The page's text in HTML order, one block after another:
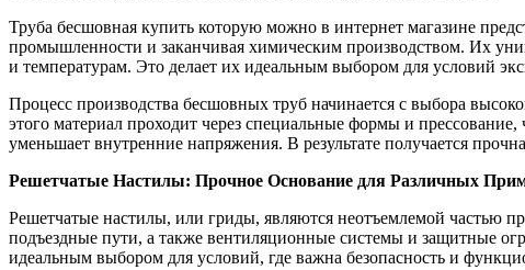
Труба бесшовная купить которую можно в интернет магазине
промышленности и заканчивая химическим производством. Их
и температурам. Это делает их идеальным выбором для условий
Процесс производства бесшовных труб начинается с выбора
этого материал проходит через специальные формы и
уменьшает внутренние напряжения. В результате получается
Решетчатые Настилы: Прочное Основание для Различных
Решетчатые настилы, или гриды, являются неотъемлемой частью
подъездные пути, а также вентиляционные системы и защитные
идеальным выбором для условий, где важна безопасность и